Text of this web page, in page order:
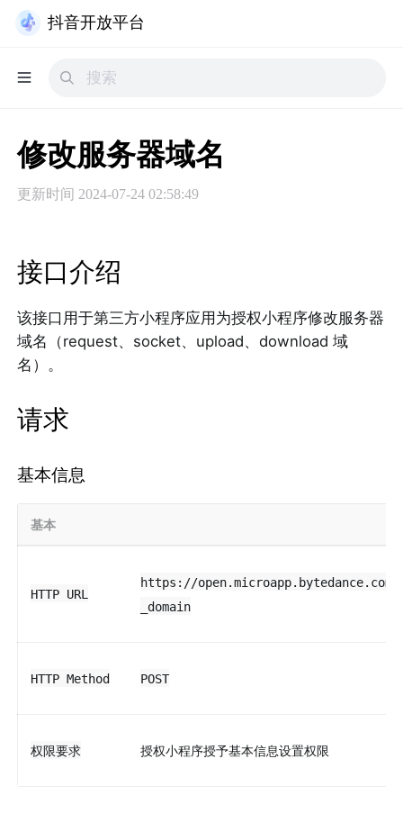
抖音开放平台
修改服务器域名
更新时间 2024-07-24 02:58:49
接口介绍
该接口用于第三方小程序应用为授权小程序修改服务器
域名（request、socket、upload、download 域
名）。
请求
基本信息
基本
HTTP URL
https://
_domain
HTTP Method POST
权限要求 授权小程序授予基本信息设置权限